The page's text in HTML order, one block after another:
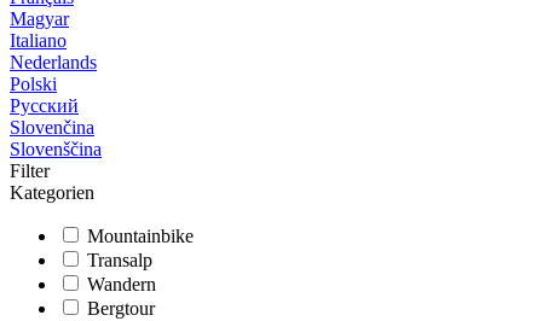
Magyar
Italiano
Nederlands
Polski
Русский
Slovenčina
Slovenščina
Filter
Kategorien
Mountainbike
Transalp
Wandern
Bergtour